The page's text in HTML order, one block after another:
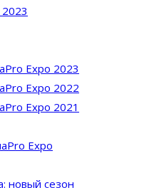
Expo 2023
Expo 2022
Expo 2021
Expo
новый сезон